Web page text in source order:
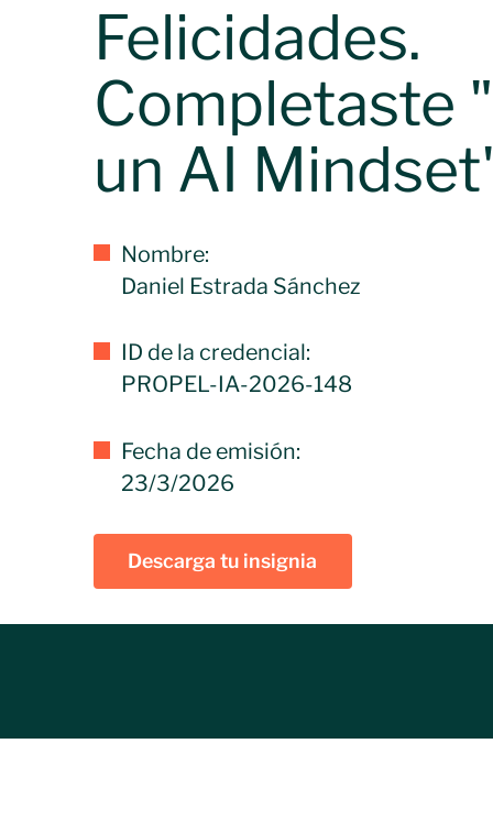
Felicidades.
Completaste
un AI
Nombre:
Daniel Estrada Sánchez
ID de la credencial:
PROPEL-IA-2026-148
Fecha de emisión:
23/3/2026
Descarga tu insignia